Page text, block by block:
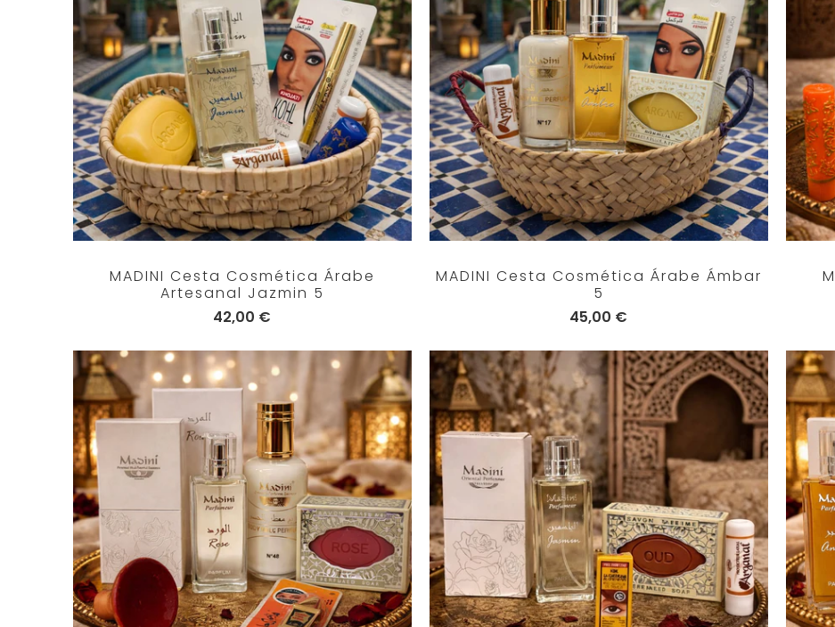
MADINI Cesta Cosmética Árabe
Artesanal Jazmin 5
42,00 €
MADINI Cesta Cosmética Árabe Ámbar
5
45,00 €